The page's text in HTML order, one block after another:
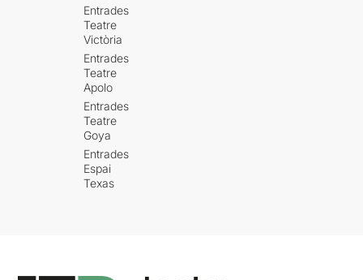
Entrades
Teatre
Victòria
Entrades
Teatre
Apolo
Entrades
Teatre
Goya
Entrades
Espai
Texas